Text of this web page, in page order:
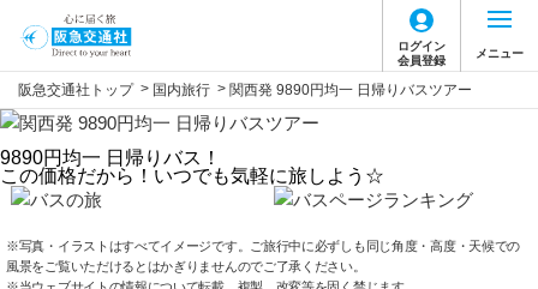
ログイン
会員登録
メニュー
阪急交通社トップ > 国内旅行 > 関西発 9890円均一 日帰りバスツアー
9890円均一 日帰りバス！
この価格だから！いつでも気軽に旅しよう☆
※写真・イラストはすべてイメージです。ご旅行中に必ずしも同じ角度・高度・天候での
風景をご覧いただけるとはかぎりませんのでご了承ください。